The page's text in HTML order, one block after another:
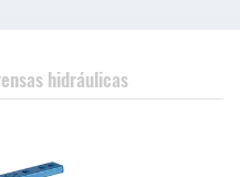
hidráulicas